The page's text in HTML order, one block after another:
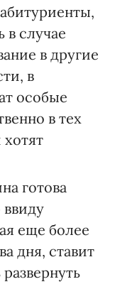
в случае
в другие
в
особые
в тех
готова
еще более
дня, ставит